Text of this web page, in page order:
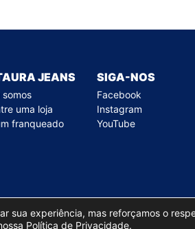
JEANS
somos
uma loja
franqueado
SIGA-NOS
Facebook
Instagram
YouTube
sua experiência, mas reforçamos o
Política de Privacidade.